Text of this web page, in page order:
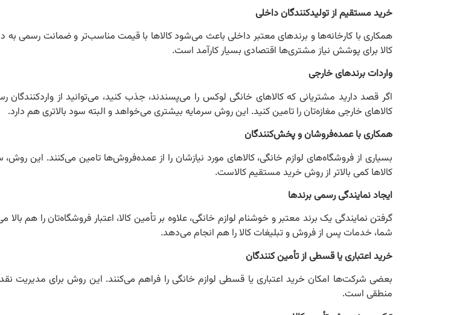
خرید مستقیم از تولیدکنندگان داخلی
همکاری با کارخانه‌ها و برندهای معتبر داخلی باعث می‌شود کالاها با قیمت مناسب‌تر و ضمانت رسمی
کالا برای پوشش نیاز مشتری‌ها اقتصادی بسیار کارآمد است.
واردات برندهای خارجی
اگر قصد دارید مشتریانی که کالاهای خانگی لوکس‌ را می‌پسندند، جذب کنید، می‌توانید از واردکنندگان
کالاهای خارجی مغازه‌تان را تامین کنید. این روش سرمایه بیشتری می‌خواهد و البته سود بالاتری هم دارد.
همکاری با عمده‌فروشان و پخش‌کنندگان
بسیاری از فروشگاه‌های لوازم خانگی، کالاهای مورد نیازشان را از عمده‌فروش‌ها تامین می‌کنند. این
کالاها کمی بالاتر از روش خرید مستقیم کالاست.
ایجاد نمایندگی رسمی برندها
گرفتن نمایندگی یک برند معتبر و خوشنام لوازم خانگی، علاوه بر تأمین کالا، اعتبار فروشگاه‌تان را هم
شما، خدمات پس از فروش و تبلیغات کالا را هم انجام می‌دهد.
خرید اعتباری یا قسطی از تأمین‌ کنندگان
بعضی شرکت‌ها امکان خرید اعتباری یا قسطی لوازم خانگی را فراهم می‌کنند. این روش برای مدیریت
منطقی است.